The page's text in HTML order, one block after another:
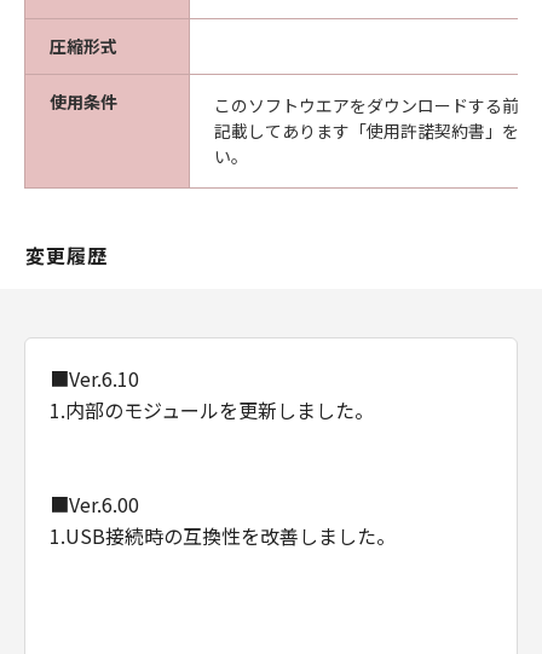
一の救済です。
輸出
お客様は、日本国政府または関連する外国政府
より必要な認可等を得ることなしに「本ソフト
ウエア」の全部または一部を、直接または間接
に輸出してはなりません。
(1) 本契約は、お客様が「本ソフトウエア」を
インストールされた時点で発効し、下記(2)また
本契約を終了させることができます。
(3) キヤノンは、お客様が本契約のいずれかの条
(4) お客様は、上記(3)による本契約の終了後直
ちに、「本ソフトウエア」及びその複製物のす
圧縮形式
使用条件
このソフトウエアをダウンロードする前
記載してあります「使用許諾契約書」を
い。
変更履歴
■Ver.6.10
1.内部のモジュールを更新しました。
■Ver.6.00
1.USB接続時の互換性を改善しました。